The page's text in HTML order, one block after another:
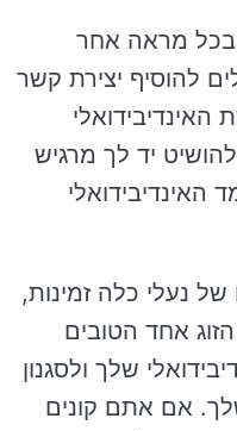
בכל מראה אחר
להוסיף יצירת קשר
יד לך מרגיש
האינדיבידואלי
של נעלי כלה זמינות,
אחד הטובים
שלך ולסגנון
אם אתם קונים